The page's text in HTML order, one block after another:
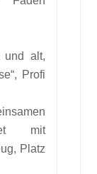
alt,
Profi
mit
Platz